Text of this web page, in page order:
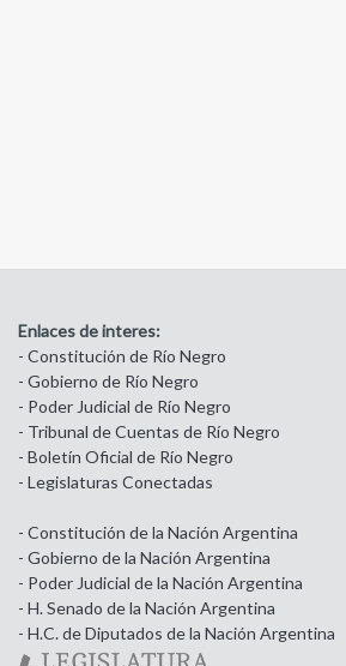
Enlaces de interes:
- Constitución de Río Negro
- Gobierno de Río Negro
- Poder Judicial de Río Negro
- Tribunal de Cuentas de Río Negro
- Boletín Oficial de Río Negro
- Legislaturas Conectadas
- Constitución de la Nación Argentina
- Gobierno de la Nación Argentina
- Poder Judicial de la Nación Argentina
- H. Senado de la Nación Argentina
- H.C. de Diputados de la Nación Argentina